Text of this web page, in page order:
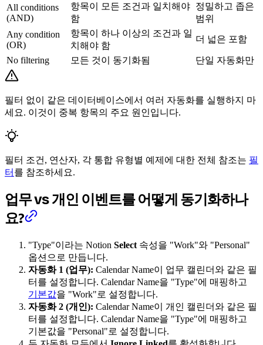
All conditions
(AND)
항목이 모든 조건과 일치해야
함
정밀하고 좁은
범위
Any condition
(OR)
항목이 하나 이상의 조건과 일
치해야 함
더 넓은 포함
No filtering 모든 것이 동기화됨 단일 자동화만
필터 없이 같은 데이터베이스에서 여러 자동화를 실행하지 마
세요. 이것이 중복 항목의 주요 원인입니다.
필터 조건, 연산자, 각 통합 유형별 예제에 대한 전체 참조는 필
터 를 참조하세요.
업무 vs 개인 이벤트를 어떻게 동기화하나
요?
"Type"이라는 Notion Select 속성을 "Work"와 "Personal"
옵션으로 만듭니다.
자동화 1 (업무): Calendar Name이 업무 캘린더와 같은 필
터를 설정합니다. Calendar Name을 "Type"에 매핑하고
기본값을 "Work"로 설정합니다.
자동화 2 (개인): Calendar Name이 개인 캘린더와 같은 필
터를 설정합니다. Calendar Name을 "Type"에 매핑하고
기본값을 "Personal"로 설정합니다.